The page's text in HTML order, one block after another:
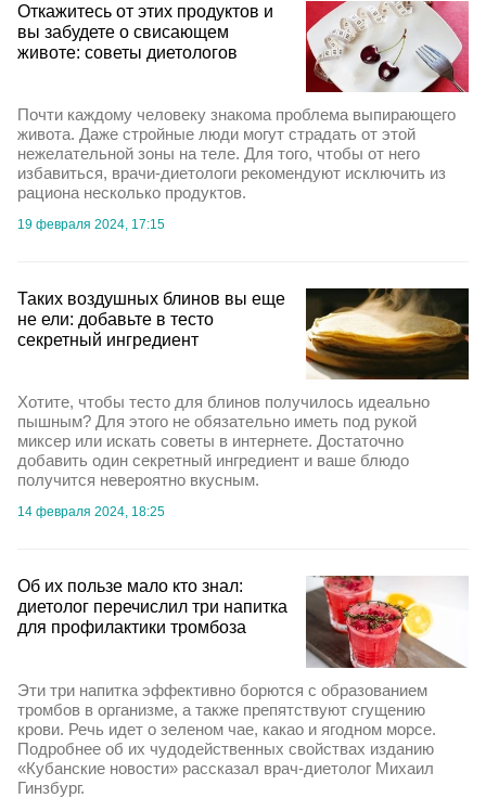
Откажитесь от этих продуктов и
вы забудете о свисающем
животе: советы диетологов
Почти каждому человеку знакома проблема выпирающего
живота. Даже стройные люди могут страдать от этой
нежелательной зоны на теле. Для того, чтобы от него
избавиться, врачи-диетологи рекомендуют исключить из
рациона несколько продуктов.
19 февраля 2024, 17:15
Таких воздушных блинов вы еще
не ели: добавьте в тесто
секретный ингредиент
Хотите, чтобы тесто для блинов получилось идеально
пышным? Для этого не обязательно иметь под рукой
миксер или искать советы в интернете. Достаточно
добавить один секретный ингредиент и ваше блюдо
получится невероятно вкусным.
14 февраля 2024, 18:25
Об их пользе мало кто знал:
диетолог перечислил три напитка
для профилактики тромбоза
Эти три напитка эффективно борются с образованием
тромбов в организме, а также препятствуют сгущению
крови. Речь идет о зеленом чае, какао и ягодном морсе.
Подробнее об их чудодейственных свойствах изданию
«Кубанские новости» рассказал врач-диетолог Михаил
Гинзбург.